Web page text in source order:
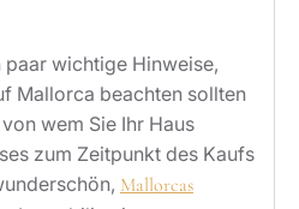
wichtige Hinweise,
Mallorca beachten sollten
wem Sie Ihr Haus
zum Zeitpunkt des Kaufs
Mallorcas